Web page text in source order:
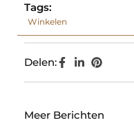
Tags:
Winkelen
Delen:
Meer Berichten